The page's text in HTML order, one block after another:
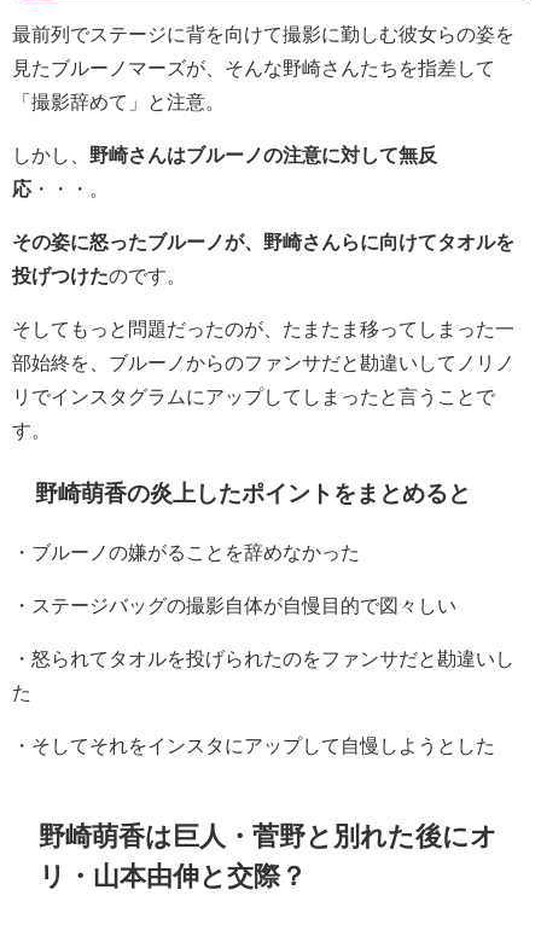
最前列でステージに背を向けて撮影に勤しむ彼女らの姿を
見たブルーノマーズが、そんな野崎さんたちを指差して
「撮影辞めて」と注意。
しかし、 野崎さんはブルーノの注意に対して無反
応 ・・・。
その姿に怒ったブルーノが、野崎さんらに向けてタオルを
投げつけたのです。
そしてもっと問題だったのが、たまたま移ってしまった一
部始終を、ブルーノからのファンサだと勘違いしてノリノ
リでインスタグラムにアップしてしまったと言うことで
す。
野崎萌香の炎上したポイントをまとめると
・ブルーノの嫌がることを辞めなかった
・ステージバッグの撮影自体が自慢目的で図々しい
・怒られてタオルを投げられたのをファンサだと勘違いし
た
・そしてそれをインスタにアップして自慢しようとした
野崎萌香は巨人・菅野と別れた後にオ
リ・山本由伸と交際？